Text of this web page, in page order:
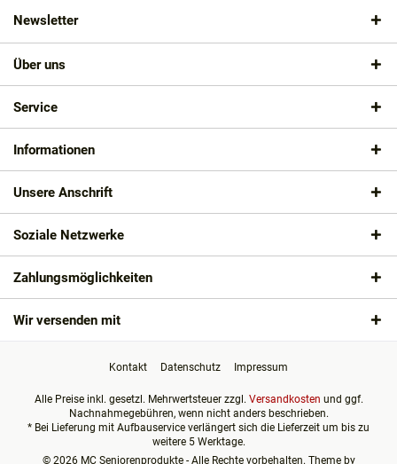
Newsletter
Über uns
Service
Informationen
Unsere Anschrift
Soziale Netzwerke
Zahlungsmöglichkeiten
Wir versenden mit
Kontakt Datenschutz Impressum
Alle Preise inkl. gesetzl. Mehrwertsteuer zzgl. Versandkosten und ggf.
Nachnahmegebühren, wenn nicht anders beschrieben.
* Bei Lieferung mit Aufbauservice verlängert sich die Lieferzeit um bis zu
weitere 5 Werktage.
© 2026 MC Seniorenprodukte - Alle Rechte vorbehalten. Theme by